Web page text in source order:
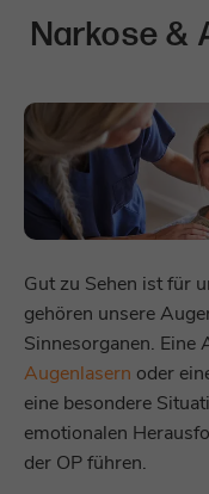
Narkose &
Gut zu Sehen ist für
gehören unsere
Sinnesorganen. Eine
Augenlasern oder
eine besondere
emotionalen
der OP führen.